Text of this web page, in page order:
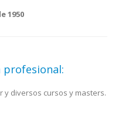
1950
profesional:
y diversos cursos y masters.